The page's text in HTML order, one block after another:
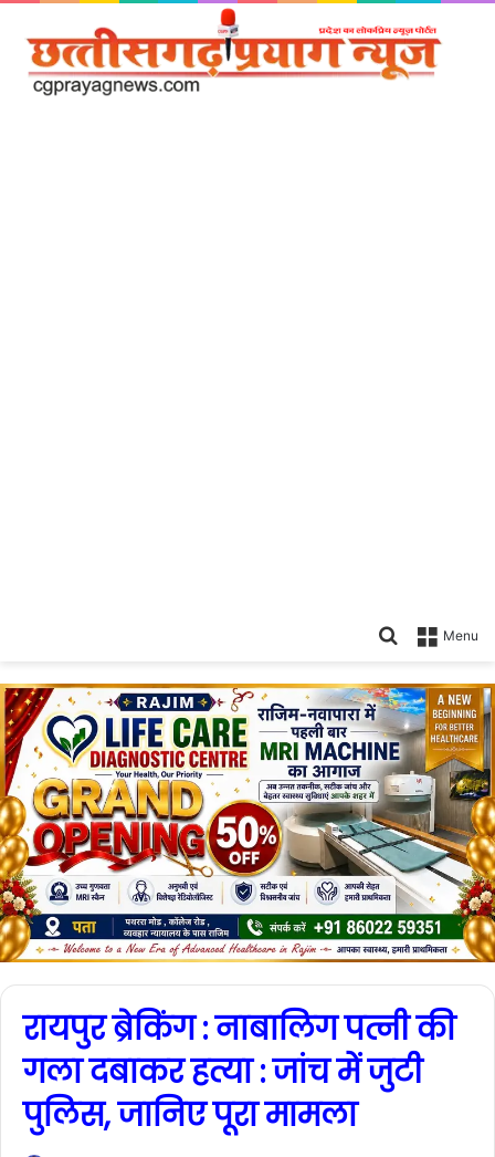
Menu
Search
रायपुर ब्रेकिंग : नाबालिग पत्नी की
गला दबाकर हत्या : जांच में जुटी
पुलिस, जानिए पूरा मामला